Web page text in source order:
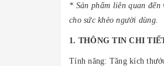
* Sản phẩm liên quan
cho sức khẻo người dùng.
1. THÔNG TIN CHI
Tính năng: Tăng kích